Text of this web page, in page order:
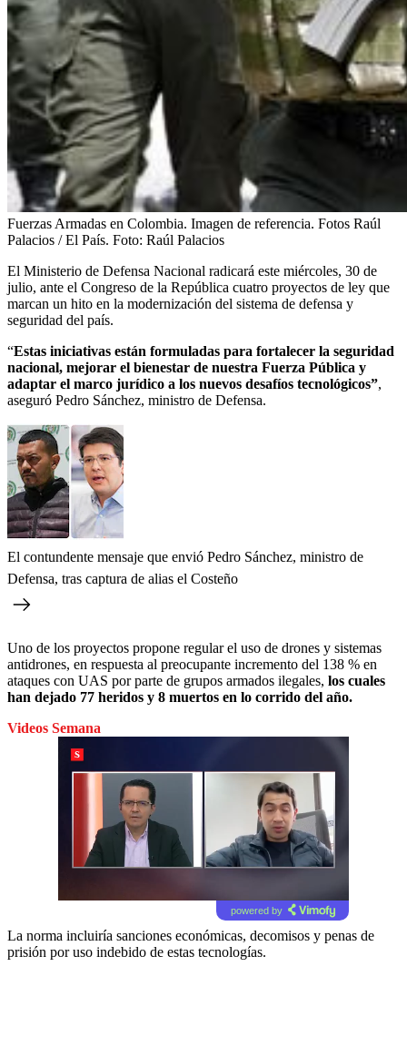
Fuerzas Armadas en Colombia. Imagen de referencia. Fotos Raúl
Palacios / El País. Foto: Raúl Palacios
El Ministerio de Defensa Nacional radicará este miércoles, 30 de
julio, ante el Congreso de la República cuatro proyectos de ley que
marcan un hito en la modernización del sistema de defensa y
seguridad del país.
“Estas iniciativas están formuladas para fortalecer la seguridad
nacional, mejorar el bienestar de nuestra Fuerza Pública y
adaptar el marco jurídico a los nuevos desafíos tecnológicos”,
aseguró Pedro Sánchez, ministro de Defensa.
El contundente mensaje que envió Pedro Sánchez, ministro de
Defensa, tras captura de alias el Costeño
Uno de los proyectos propone regular el uso de drones y sistemas
antidrones, en respuesta al preocupante incremento del 138 % en
ataques con UAS por parte de grupos armados ilegales, los cuales
han dejado 77 heridos y 8 muertos en lo corrido del año.
Videos Semana
powered by
La norma incluiría sanciones económicas, decomisos y penas de
prisión por uso indebido de estas tecnologías.